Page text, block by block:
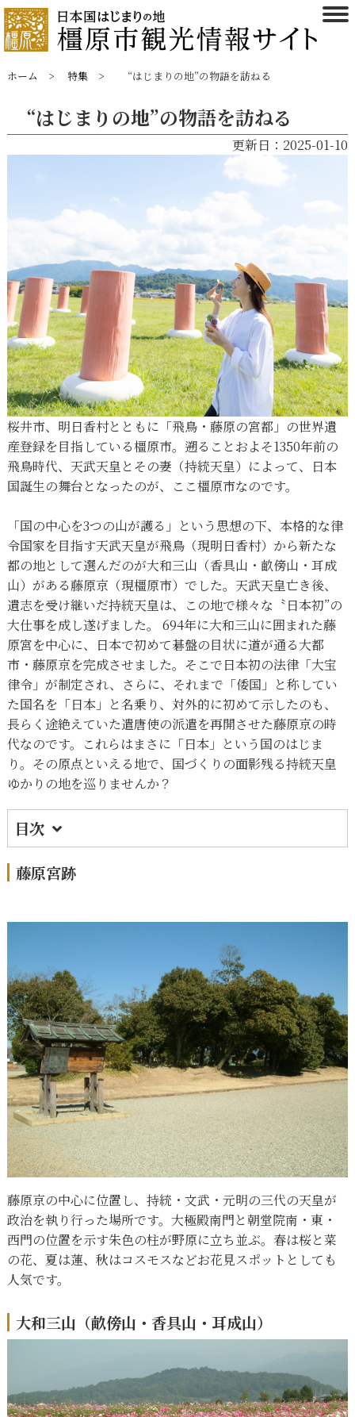
ホーム 特集 “はじまりの地”の物語を訪ねる
“はじまりの地”の物語を訪ねる
更新日：2025-01-10
桜井市、明日香村とともに「飛鳥・藤原の宮都」の世界遺
産登録を目指している橿原市。遡ることおよそ1350年前の
飛鳥時代、天武天皇とその妻（持統天皇）によって、日本
国誕生の舞台となったのが、ここ橿原市なのです。
「国の中心を3つの山が護る」という思想の下、本格的な律
令国家を目指す天武天皇が飛鳥（現明日香村）から新たな
都の地として選んだのが大和三山（香具山・畝傍山・耳成
山）がある藤原京（現橿原市）でした。天武天皇亡き後、
遺志を受け継いだ持統天皇は、この地で様々な〝日本初”の
大仕事を成し遂げました。
694年に大和三山に囲まれた藤
原宮を中心に、日本で初めて碁盤の目状に道が通る大都
市・藤原京を完成させました。そこで日本初の法律「大宝
律令」が制定され、さらに、それまで「倭国」と称してい
た国名を「日本」と名乗り、対外的に初めて示したのも、
長らく途絶えていた遣唐使の派遣を再開させた藤原京の時
代なのです。これらはまさに「日本」という国のはじま
り。その原点といえる地で、国づくりの面影残る持統天皇
ゆかりの地を巡りませんか？
目次
1. 藤原宮跡
2. 大和三山（畝傍山・香具山・耳成山）
藤原宮跡
藤原京の中心に位置し、持統・文武・元明の三代の天皇が
政治を執り行った場所です。大極殿南門と朝堂院南・東・
西門の位置を示す朱色の柱が野原に立ち並ぶ。春は桜と菜
の花、夏は蓮、秋はコスモスなどお花見スポットとしても
人気です。
大和三山（畝傍山・香具山・耳成山）